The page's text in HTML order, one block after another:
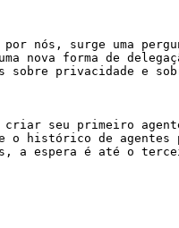
por nós, surge uma
uma nova forma de
sobre privacidade e
seu primeiro
histórico de
a espera é até o